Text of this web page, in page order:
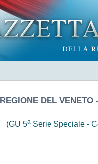
REGIONE DEL VENETO
(GU 5a Serie Speciale -